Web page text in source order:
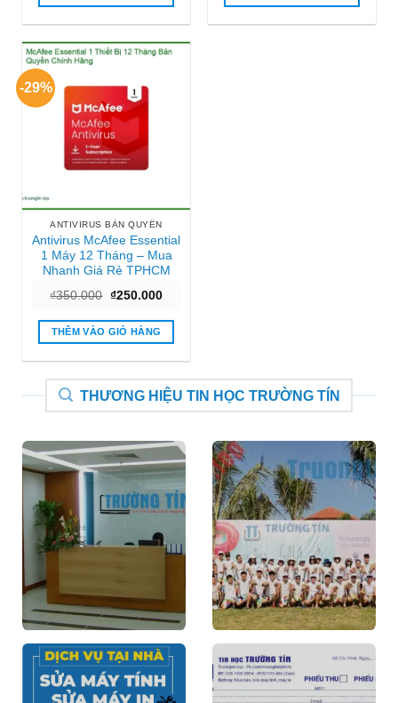
₫250.000.
-29%
ANTIVIRUS BẢN QUYỀN
Antivirus McAfee Essential
1 Máy 12 Tháng – Mua
Nhanh Giá Rẻ TPHCM
₫350.000 Giá
là:
₫350.000.
₫250.000Giá
tại
₫250.000.
THÊM VÀO GIỎ HÀNG
THƯƠNG HIỆU TIN HỌC TRƯỜNG TÍN